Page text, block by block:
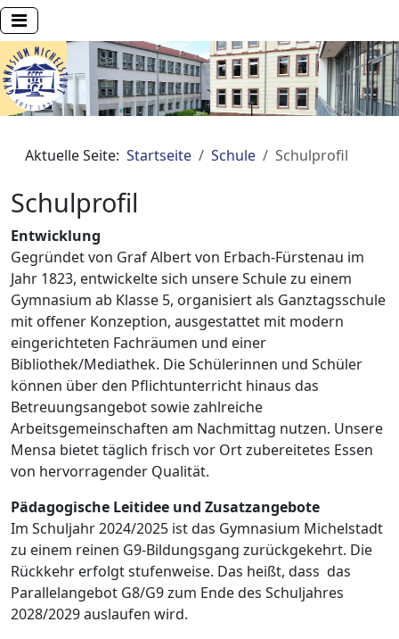
Aktuelle Seite: Startseite Schule Schulprofil
Schulprofil
Entwicklung
Gegründet von Graf Albert von Erbach-Fürstenau im
Jahr 1823, entwickelte sich unsere Schule zu einem
Gymnasium ab Klasse 5, organisiert als Ganztagsschule
mit offener Konzeption, ausgestattet mit modern
eingerichteten Fachräumen und einer
Bibliothek/Mediathek. Die Schülerinnen und Schüler
können über den Pflichtunterricht hinaus das
Betreuungsangebot sowie zahlreiche
Arbeitsgemeinschaften am Nachmittag nutzen. Unsere
Mensa bietet täglich frisch vor Ort zubereitetes Essen
von hervorragender Qualität.
Pädagogische Leitidee und Zusatzangebote
Im Schuljahr 2024/2025 ist das Gymnasium Michelstadt
zu einem reinen G9-Bildungsgang zurückgekehrt. Die
Rückkehr erfolgt stufenweise. Das heißt, dass das
Parallelangebot G8/G9 zum Ende des Schuljahres
2028/2029 auslaufen wird.